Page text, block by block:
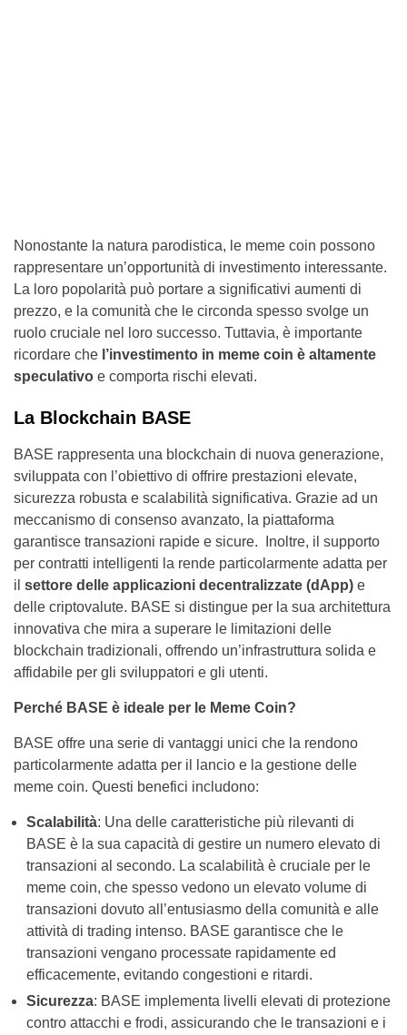
Nonostante la natura parodistica, le meme coin possono
rappresentare un’opportunità di investimento interessante.
La loro popolarità può portare a significativi aumenti di
prezzo, e la comunità che le circonda spesso svolge un
ruolo cruciale nel loro successo. Tuttavia, è importante
ricordare che l’investimento in meme coin è altamente
speculativo e comporta rischi elevati.
La Blockchain BASE
BASE rappresenta una blockchain di nuova generazione,
sviluppata con l’obiettivo di offrire prestazioni elevate,
sicurezza robusta e scalabilità significativa. Grazie ad un
meccanismo di consenso avanzato, la piattaforma
garantisce transazioni rapide e sicure. Inoltre, il supporto
per contratti intelligenti la rende particolarmente adatta per
il settore delle applicazioni decentralizzate (dApp) e
delle criptovalute. BASE si distingue per la sua architettura
innovativa che mira a superare le limitazioni delle
blockchain tradizionali, offrendo un’infrastruttura solida e
affidabile per gli sviluppatori e gli utenti.
Perché BASE è ideale per le Meme Coin?
BASE offre una serie di vantaggi unici che la rendono
particolarmente adatta per il lancio e la gestione delle
meme coin. Questi benefici includono:
Scalabilità: Una delle caratteristiche più rilevanti di
BASE è la sua capacità di gestire un numero elevato di
transazioni al secondo. La scalabilità è cruciale per le
meme coin, che spesso vedono un elevato volume di
transazioni dovuto all’entusiasmo della comunità e alle
attività di trading intenso. BASE garantisce che le
transazioni vengano processate rapidamente ed
efficacemente, evitando congestioni e ritardi.
Sicurezza: BASE implementa livelli elevati di protezione
contro attacchi e frodi, assicurando che le transazioni e i